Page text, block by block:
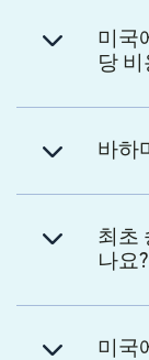
미국
당
바하
최초
나요?
미국